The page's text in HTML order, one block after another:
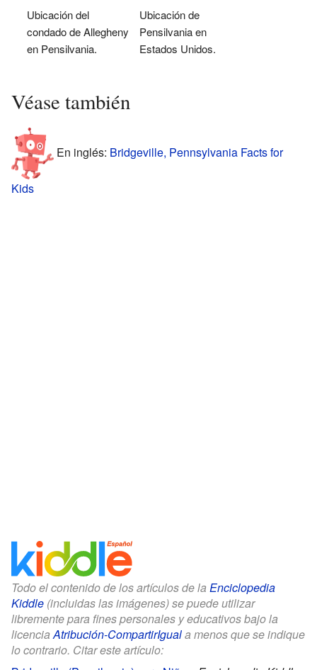
Ubicación del
condado de Allegheny
en Pensilvania.
Ubicación de
Pensilvania en
Estados Unidos.
Véase también
En inglés: Bridgeville, Pennsylvania Facts for
Kids
Todo el contenido de los artículos de la Enciclopedia
Kiddle (incluidas las imágenes) se puede utilizar
libremente para fines personales y educativos bajo la
licenciaAtribución-CompartirIguala menos que se indique
lo contrario. Citar este artículo: